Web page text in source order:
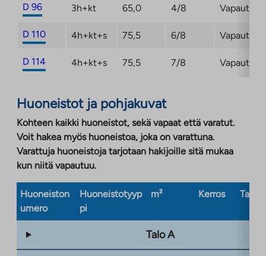
D 96 3h+kt 65,0 4/8
D 110 4h+kt+s 75,5 6/8
D 114 4h+kt+s 75,5 7/8
Huoneistot ja pohjakuvat
Kohteen kaikki huoneistot, sekä vapaat että varatut.
Voit hakea myös huoneistoa, joka on varattuna.
Varattuja huoneistoja tarjotaan hakijoille sitä mukaa
kun niitä vapautuu.
Huoneiston
umero
Huoneistotyyp
pi
m² Kerros
Talo A